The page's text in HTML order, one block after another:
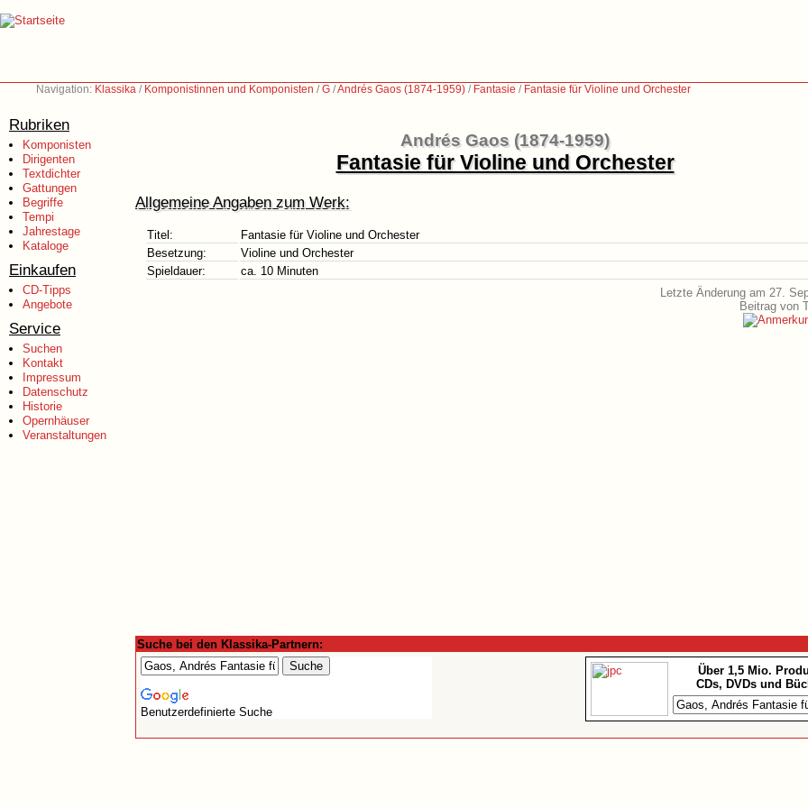
Navigation: Klassika / Komponistinnen und Komponisten /G /Andrés Gaos (1874-1959) / Fantasie / Fantasie für Violine und Orchester
Rubriken
Komponisten
Dirigenten
Textdichter
Gattungen
Begriffe
Tempi
Jahrestage
Kataloge
Einkaufen
CD-Tipps
Angebote
Service
Suchen
Kontakt
Impressum
Datenschutz
Historie
Opernhäuser
Veranstaltungen
Andrés Gaos (1874-1959)
Fantasie für Violine und Orchester
Allgemeine Angaben zum Werk:
Titel:
Fantasie für Violine und Orchester
Besetzung:
Violine und Orchester
Spieldauer:
ca. 10 Minuten
Letzte Änderung am 27.
Beitrag von
Suche bei den Klassika-Partnern:
Benutzerdefinierte Suche
Über 1,5 Mio.
CDs, DVDs und